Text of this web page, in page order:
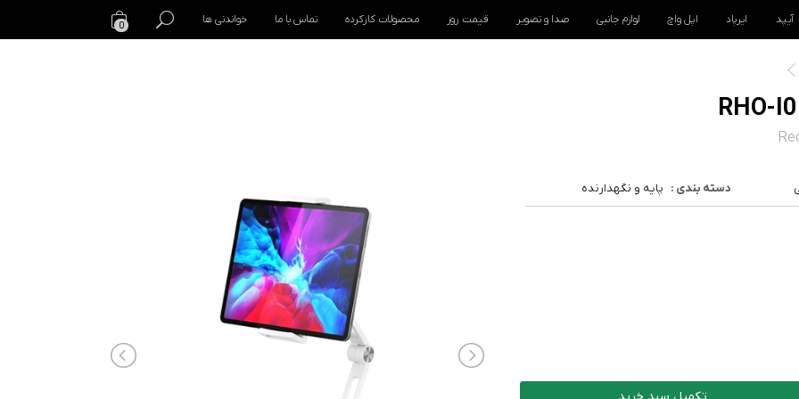
آیپد ایرپاد اپل واچ لوازم جانبی صدا و تصویر قیمت روز محصولات کارکرده تماس با ما خواندنی ها 0
دسته بندی : پایه و نگهدارنده